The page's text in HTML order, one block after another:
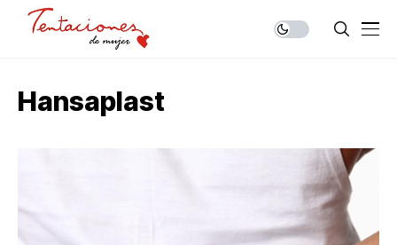
Hansaplast